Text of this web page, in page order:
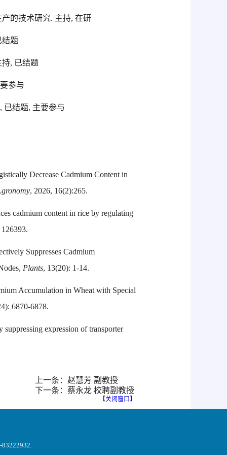
的技术研究. 主持, 在研
结题
, 已结题
参与
已结题, 主要参与
Decrease Cadmium Content in
gronomy, 2026, 16(2):265.
cadmium content in rice by regulating
Suppresses Cadmium
Plants, 13(20): 1-14.
Accumulation in Wheat with Special
6870-6878.
expression of transporter
上一条：赵慧芳 副教授
下一条：蔡永龙 校聘副教授
【关闭窗口】